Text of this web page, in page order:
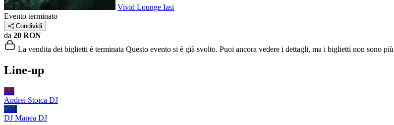
Vivid Lounge Iasi
Evento terminato
Condividi
da 20 RON
La vendita dei biglietti è terminata Questo evento si è già svolto. Puoi ancora vedere i dettagli, ma i biglietti non sono
Line-up
AS
Andrei Stoica DJ
DM
DJ Manea DJ